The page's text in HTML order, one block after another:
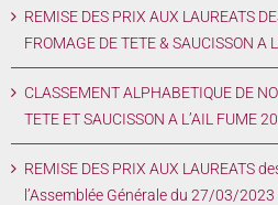
REMISE DES PRIX AUX LAUREATS
FROMAGE DE TETE & SAUCISSON A
CLASSEMENT ALPHABETIQUE DE
TETE ET SAUCISSON A L’AIL FUME
REMISE DES PRIX AUX LAUREATS
l’Assemblée Générale du 27/03/2023